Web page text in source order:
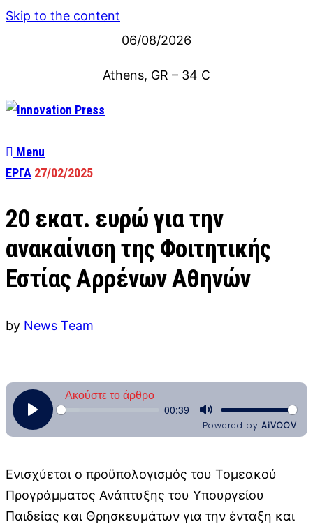
Skip to the content
06/08/2026
Athens, GR – 34 C
Menu
ΕΡΓΑ 27/02/2025
20 εκατ. ευρώ για την
ανακαίνιση της Φοιτητικής
Εστίας Αρρένων Αθηνών
by News Team
Ενισχύεται ο προϋπολογισμός του Τομεακού
Προγράμματος Ανάπτυξης του Υπουργείου
Παιδείας και Θρησκευμάτων για την ένταξη και